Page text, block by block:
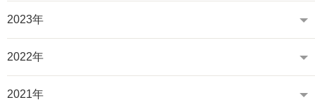
2023年
2022年
2021年